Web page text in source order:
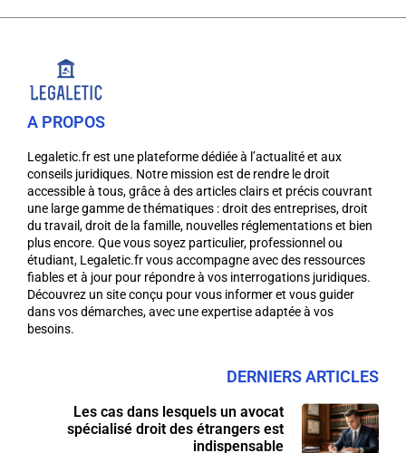
A PROPOS
Legaletic.fr est une plateforme dédiée à l’actualité et aux
conseils juridiques. Notre mission est de rendre le droit
accessible à tous, grâce à des articles clairs et précis couvrant
une large gamme de thématiques : droit des entreprises, droit
du travail, droit de la famille, nouvelles réglementations et bien
plus encore. Que vous soyez particulier, professionnel ou
étudiant, Legaletic.fr vous accompagne avec des ressources
fiables et à jour pour répondre à vos interrogations juridiques.
Découvrez un site conçu pour vous informer et vous guider
dans vos démarches, avec une expertise adaptée à vos
besoins.
DERNIERS ARTICLES
Les cas dans lesquels un avocat
spécialisé droit des étrangers est
indispensable